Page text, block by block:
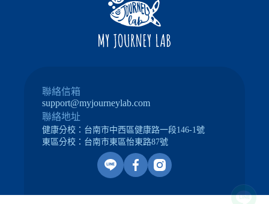
聯絡信箱
support@myjourneylab.com
聯絡地址
健康分校： 台南市中西區健康路一段146-1號
東區分校： 台南市東區怡東路87號